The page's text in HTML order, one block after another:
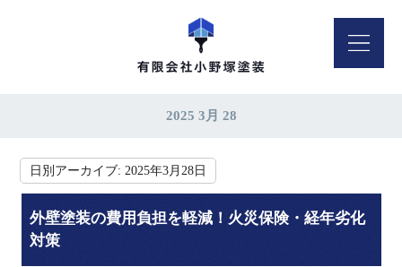
2025 3月 28
日別アーカイブ:2025年3月28日
外壁塗装の費用負担を軽減！火災保険・経年劣化
対策